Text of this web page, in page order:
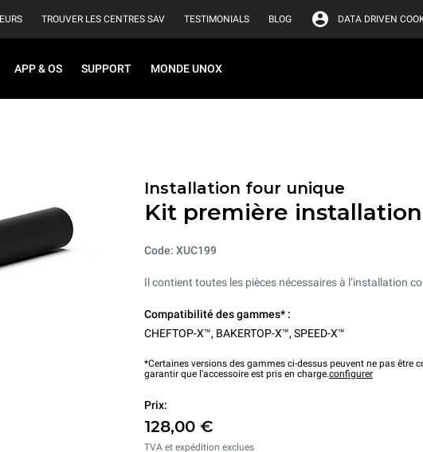
TROUVER LES CENTRES SAV TESTIMONIALS BLOG DATA DRIVEN
APP & OS SUPPORT MONDE UNOX
Installation four unique
Kit première
Code: XUC199
Il contient toutes les pièces nécessaires à l’installation
Compatibilité des gammes* :
CHEFTOP-X™, BAKERTOP-X™, SPEED-X™
*Certaines versions des gammes ci-dessus peuvent ne pas
garantir que l'accessoire est pris en charge.configurer
Prix:
128,00 €
TVA et expédition exclues